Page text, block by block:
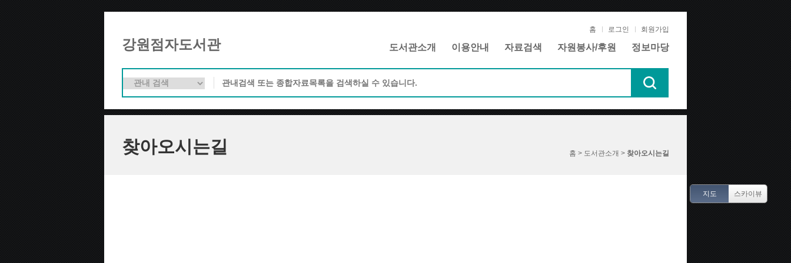
강원점자도서관
홈 로그인 회원가입
도서관소개 이용안내 자료검색 자원봉사/후원 정보마당
찾아오시는길 홈 > 도서관소개 > 찾아오시는길
지도 스카이뷰